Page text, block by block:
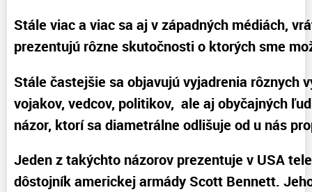
Stále viac a viac sa aj v západných médiách,
prezentujú rôzne skutočnosti o ktorých sme
Stále častejšie sa objavujú vyjadrenia rôznych
vojakov, vedcov, politikov, ale aj obyčajných
názor, ktorí sa diametrálne odlišuje od u nás
Jeden z takýchto názorov prezentuje v USA
dôstojník americkej armády Scott Bennett.